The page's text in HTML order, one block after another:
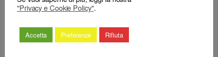
"Privacy e Cookie Policy".
Accetta Preferenze Rifiuta